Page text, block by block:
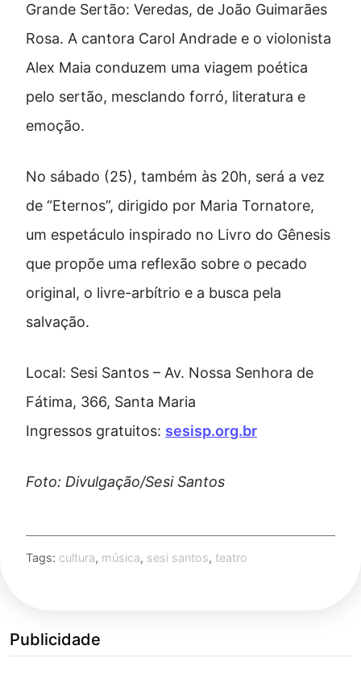
Grande Sertão: Veredas, de João Guimarães
Rosa. A cantora Carol Andrade e o violonista
Alex Maia conduzem uma viagem poética
pelo sertão, mesclando forró, literatura e
emoção.
No sábado (25), também às 20h, será a vez
de “Eternos”, dirigido por Maria Tornatore,
um espetáculo inspirado no Livro do Gênesis
que propõe uma reflexão sobre o pecado
original, o livre-arbítrio e a busca pela
salvação.
Local: Sesi Santos – Av. Nossa Senhora de
Fátima, 366, Santa Maria
Ingressos gratuitos: sesisp.org.br
Foto: Divulgação/Sesi Santos
Tags: cultura, música, sesi santos, teatro
Publicidade